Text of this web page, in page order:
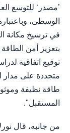
’مصدر‘ للتوسع
الوسطى،
في ترسيخ مكانة
بتعزيز أمن
توقيع اتفاقية
متجددة على مدار
طاقة نظيفة
المستقبل".
من جانبه، قال